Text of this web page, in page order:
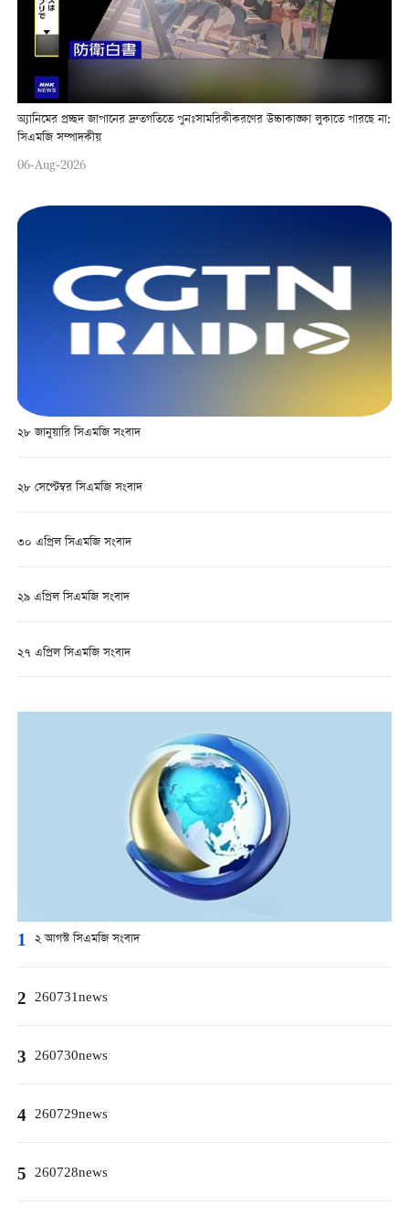
অ্যানিমের প্রচ্ছদ জাপানের দ্রুতগতিতে পুনঃসামরিকীকরণের উচ্চাকাঙ্ক্ষা লুকাতে পারছে না:
সিএমজি সম্পাদকীয়
06-Aug-2026
২৮ জানুয়ারি সিএমজি সংবাদ
২৮ সেপ্টেম্বর সিএমজি সংবাদ
৩০ এপ্রিল সিএমজি সংবাদ
২৯ এপ্রিল সিএমজি সংবাদ
২৭ এপ্রিল সিএমজি সংবাদ
1 ২ আগস্ট সিএমজি সংবাদ
2 260731news
3 260730news
4 260729news
5 260728news